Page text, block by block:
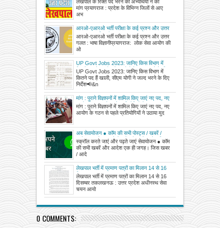
लेखपाल के रिक्त पद भरने की अभ्यर्थियों ने की
मांग प्रयागराज : प्रदेश के विभिन्न जिलों से आए
अभ
आरओ-एआरओ भर्ती परीक्षा के कई प्रश्न और उत्तर
गलत : भाषा विज्ञानी
आरओ-एआरओ भर्ती परीक्षा के कई प्रश्न और उत्तर
गलत : भाषा विज्ञानीप्रयागराज: लोक सेवा आयोग की
ओ
UP Govt Jobs 2023: जानिए किस विभाग में
कितने पद हैं खाली, सीएम योगी ने जल्द भरने के दिए
निर्देश
UP Govt Jobs 2023: जानिए किस विभाग में
कितने पद हैं खाली, सीएम योगी ने जल्द भरने के दिए
निर्देश📢&n
मांग : पुराने विज्ञापनों में शामिल किए जाएं नए पद, नए
आयोग के गठन से पहले प्रतियोगियों ने उठाया मुद्दा
मांग : पुराने विज्ञापनों में शामिल किए जाएं नए पद, नए
आयोग के गठन से पहले प्रतियोगियों ने उठाया मुद
अब सेवायोजन ● कॉम की सभी पोस्ट्स / खबरें /
आदेश एक ही जगह देखें, पढ़ें और करें आदेश क्लिक
करके डाउनलोड
स्क्रॉल करते जाएं और पढ़ते जाएं सेवायोजन ● कॉम
की सभी खबरें और आदेश एक ही जगह। जिस खबर
/ आदे
लेखपाल भर्ती में प्रमाण पत्रों का मिलान 14 से 16
दिसम्बर तक
लेखपाल भर्ती में प्रमाण पत्रों का मिलान 14 से 16
दिसम्बर तकलखनऊ : उत्तर प्रदेश अधीनस्थ सेवा
चयन आयो
0 COMMENTS: